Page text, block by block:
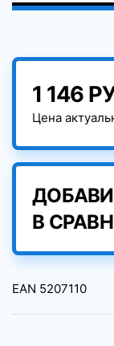
1 146
Цена
В
EAN 5207110